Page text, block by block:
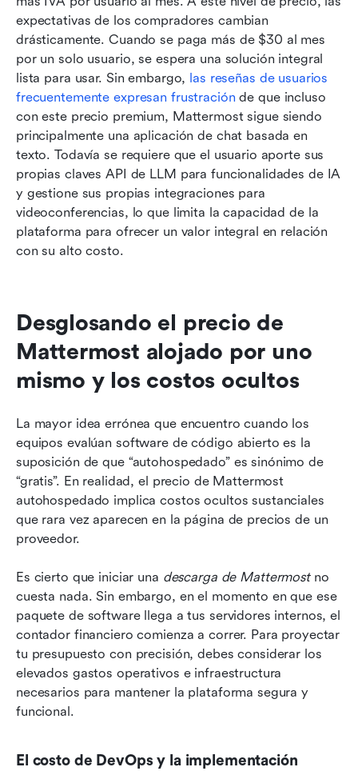
expectativas de los compradores cambian
drásticamente. Cuando se paga más de $30 al mes
por un solo usuario, se espera una solución integral
lista para usar. Sin embargo, las reseñas de usuarios
frecuentemente expresan frustración de que incluso
con este precio premium, Mattermost sigue siendo
principalmente una aplicación de chat basada en
texto. Todavía se requiere que el usuario aporte sus
propias claves API de LLM para funcionalidades de IA
y gestione sus propias integraciones para
videoconferencias, lo que limita la capacidad de la
plataforma para ofrecer un valor integral en relación
con su alto costo.
Desglosando el precio de
Mattermost alojado por uno
mismo y los costos ocultos
La mayor idea errónea que encuentro cuando los
equipos evalúan software de código abierto es la
suposición de que “autohospedado” es sinónimo de
“gratis”. En realidad, el precio de Mattermost
autohospedado implica costos ocultos sustanciales
que rara vez aparecen en la página de precios de un
proveedor.
Es cierto que iniciar una descarga de Mattermost no
cuesta nada. Sin embargo, en el momento en que ese
paquete de software llega a tus servidores internos, el
contador financiero comienza a correr. Para proyectar
tu presupuesto con precisión, debes considerar los
elevados gastos operativos e infraestructura
necesarios para mantener la plataforma segura y
funcional.
El costo de DevOps y la implementación